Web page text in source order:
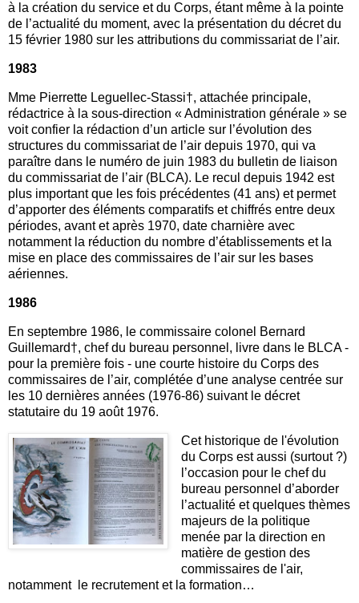
à la création du service et du Corps, étant même à la pointe
de l’actualité du moment, avec la présentation du décret du
15 février 1980 sur les attributions du commissariat de l’air.
1983
Mme Pierrette Leguellec-Stassi†, attachée principale,
rédactrice à la sous-direction « Administration générale » se
voit confier la rédaction d’un article sur l’évolution des
structures du commissariat de l’air depuis 1970, qui va
paraître dans le numéro de juin 1983 du bulletin de liaison
du commissariat de l’air (BLCA). Le recul depuis 1942 est
plus important que les fois précédentes (41 ans) et permet
d’apporter des éléments comparatifs et chiffrés entre deux
périodes, avant et après 1970, date charnière avec
notamment la réduction du nombre d’établissements et la
mise en place des commissaires de l’air sur les bases
aériennes.
1986
En septembre 1986, le commissaire colonel Bernard
Guillemard†, chef du bureau personnel, livre dans le BLCA -
pour la première fois - une courte histoire du Corps des
commissaires de l’air, complétée d’une analyse centrée sur
les 10 dernières années (1976-86) suivant le décret
statutaire du 19 août 1976.
Cet historique de l'évolution
du Corps est aussi (surtout ?)
l’occasion pour le chef du
bureau personnel d’aborder
l’actualité et quelques thèmes
majeurs de la politique
menée par la direction en
matière de gestion des
commissaires de l'air,
notamment le recrutement et la formation…